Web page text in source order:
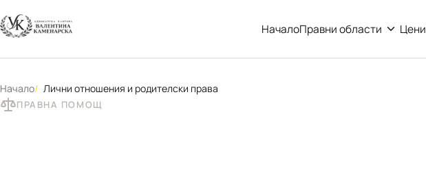
НачалоПравни области Цени
Начало Лични отношения и родителски права
ПРАВНА ПОМОЩ